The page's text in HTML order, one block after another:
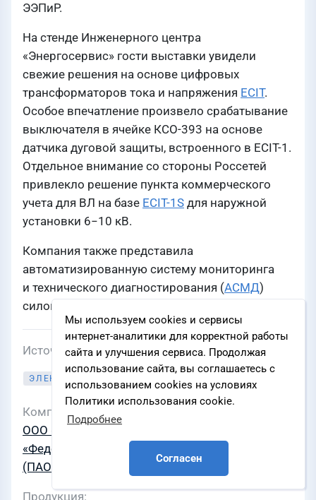
Мы используем cookies и сервисы
интернет-аналитики для корректной работы
сайта и улучшения сервиса. Продолжая
использование сайта, вы соглашаетесь с
использованием cookies на условиях
Политики использования cookie.
Подробнее
Согласен
ЭЭПиР.
На стенде Инженерного центра
«Энергосервис» гости выставки увидели
свежие решения на основе цифровых
трансформаторов тока и напряжения ECIT.
Особое впечатление произвело срабатывание
выключателя в ячейке КСО-393 на основе
датчика дуговой защиты, встроенного в ECIT-1.
Отдельное внимание со стороны Россетей
привлекло решение пункта коммерческого
учета для ВЛ на базе ECIT-1S для наружной
установки 6−10 кВ.
Компания также представила
автоматизированную систему мониторинга
и технического диагностирования (АСМД)
силового трансформатора.
Источник enip2.ru
ЭЛЕКТРОЭНЕРГЕТИКА
Компании
ООО «Инженерный центр «Энергосервис»
«Федеральная сетевая компания – Россети»
(ПАО «Россети»)
Продукция